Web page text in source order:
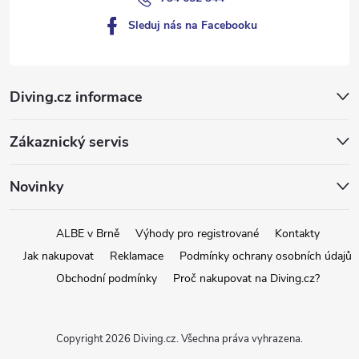
Diving.cz informace
Zákaznický servis
Novinky
Sleduj nás na Facebooku
ALBE v Brně Výhody pro registrované
Kontakty
Jak nakupovat
Reklamace
Podmínky ochrany osobních údajů
Obchodní podmínky
Proč nakupovat na Diving.cz?
Copyright 2026 Diving.cz. Všechna práva vyhrazena.